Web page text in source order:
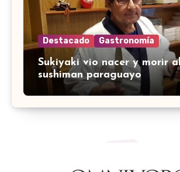
Destacado Gastronomía
Sukiyaki vio nacer y morir
sushiman paraguayo